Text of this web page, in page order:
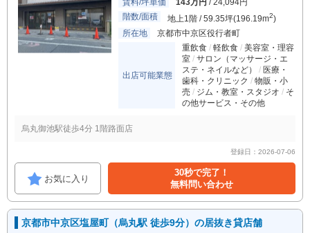
賃料/坪単価 143万円 / 24,094円
階数/面積
地上1階 / 59.35坪(196.19m2)
所在地
京都市中京区役行者町
出店可能業態
重飲食 軽飲食
美容室・理容
室
サロン（マッサージ・エ
ステ・ネイルなど）
医療・
歯科・クリニック
物販・小
売
ジム・教室・スタジオ
そ
の他サービス・その他
烏丸御池駅徒歩4分 1階路面店
登録日：2026-07-06
お気に入り
30秒で完了！
無料問い合わせ
京都市中京区塩屋町（烏丸駅 徒歩9分）の居抜き貸店舗